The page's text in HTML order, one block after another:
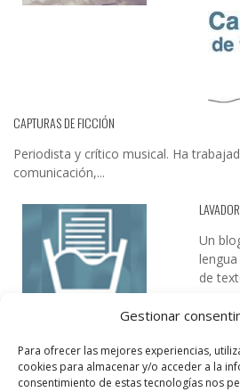
Gestionar
Para ofrecer las mejores experiencias,
cookies para almacenar y/o acceder a la
consentimiento de estas tecnologías nos
CAPTURAS DE FICCIÓN
Periodista y crítico musical. Ha
comunicación,...
Un
de